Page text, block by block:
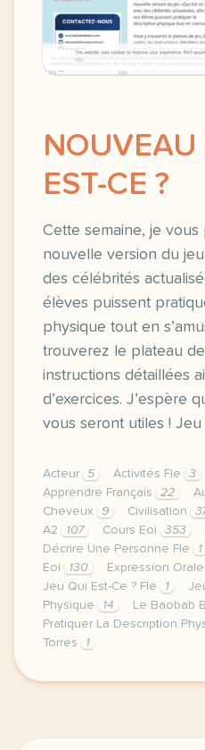
NOUVEAU
EST-CE ?
Cette semaine, je
nouvelle version du
des célébrités
élèves puissent
physique tout en
trouverez le plateau
instructions détaillées
d’exercices. J’espère
vous seront utiles ! Jeu
Acteur 5 Activités Fle 3
Apprendre Français
22
Cheveux
9 Civilisation
A2
107 Cours Eoi 353
Décrire Une Personne Fle
1
Eoi
130 Expression Orale
Jeu Qui Est-Ce ? Fle
1
Physique
14 Le Baobab
Pratiquer La Description
Torres
1
image pixabay